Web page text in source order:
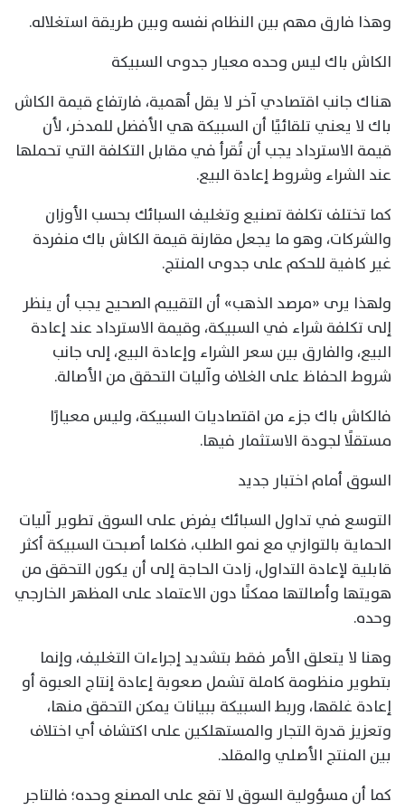
وهذا فارق مهم بين النظام نفسه وبين طريقة استغلاله.
الكاش باك ليس وحده معيار جدوى السبيكة
هناك جانب اقتصادي آخر لا يقل أهمية، فارتفاع قيمة الكاش
باك لا يعني تلقائيًا أن السبيكة هي الأفضل للمدخر، لأن
قيمة الاسترداد يجب أن تُقرأ في مقابل التكلفة التي تحملها
عند الشراء وشروط إعادة البيع.
كما تختلف تكلفة تصنيع وتغليف السبائك بحسب الأوزان
والشركات، وهو ما يجعل مقارنة قيمة الكاش باك منفردة
غير كافية للحكم على جدوى المنتج.
ولهذا يرى «مرصد الذهب» أن التقييم الصحيح يجب أن ينظر
إلى تكلفة شراء في السبيكة، وقيمة الاسترداد عند إعادة
البيع، والفارق بين سعر الشراء وإعادة البيع، إلى جانب
شروط الحفاظ على الغلاف وآليات التحقق من الأصالة.
فالكاش باك جزء من اقتصاديات السبيكة، وليس معيارًا
مستقلًا لجودة الاستثمار فيها.
السوق أمام اختبار جديد
التوسع في تداول السبائك يفرض على السوق تطوير آليات
الحماية بالتوازي مع نمو الطلب، فكلما أصبحت السبيكة أكثر
قابلية لإعادة التداول، زادت الحاجة إلى أن يكون التحقق من
هويتها وأصالتها ممكنًا دون الاعتماد على المظهر الخارجي
وحده.
وهنا لا يتعلق الأمر فقط بتشديد إجراءات التغليف، وإنما
بتطوير منظومة كاملة تشمل صعوبة إعادة إنتاج العبوة أو
إعادة غلقها، وربط السبيكة ببيانات يمكن التحقق منها،
وتعزيز قدرة التجار والمستهلكين على اكتشاف أي اختلاف
بين المنتج الأصلي والمقلد.
كما أن مسؤولية السوق لا تقع على المصنع وحده؛ فالتاجر